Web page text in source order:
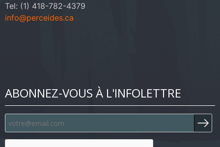
Tel: (1) 418-782-4379
info@perceides.ca
ABONNEZ-VOUS À L'INFOLETTRE